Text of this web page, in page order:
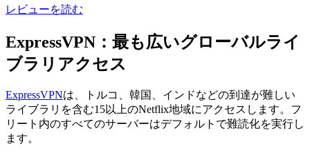
レビューを読む
ExpressVPN：最も広いグローバルライ
ブラリアクセス
ExpressVPNは、トルコ、韓国、インドなどの到達が難しい
ライブラリを含む15以上のNetflix地域にアクセスします。フ
リート内のすべてのサーバーはデフォルトで難読化を実行し
ます。